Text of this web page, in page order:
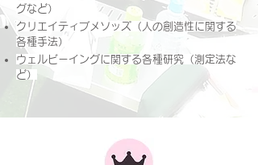
グなど）
クリエイティブメソッズ（人の創造性に関する
各種手法）
​ウェルビーイングに関する各種研究（測定法な
ど）